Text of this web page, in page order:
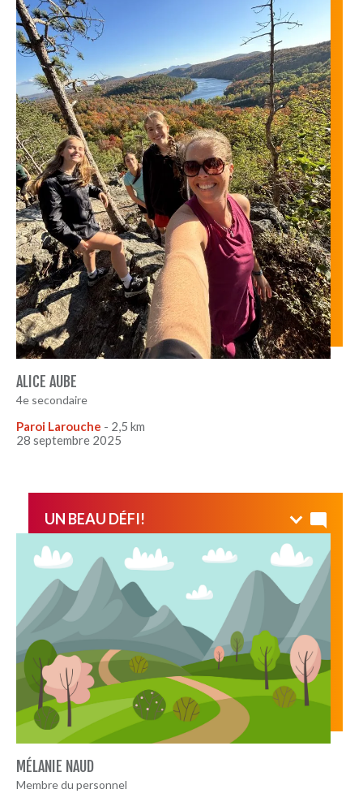
CHOISIS TON SENTIER
CONFIRME TON SUCCÈS
SOMMETS ATTEINTS
ALICE AUBE
4e secondaire
Paroi Larouche - 2,5 km
28 septembre 2025
MÉLANIE NAUD
Membre du personnel
UN BEAU DÉFI!
Malgré l'effort soutenu qu'elle demandait, l'ascension a
été largement récompensée par une vue spectaculaire.